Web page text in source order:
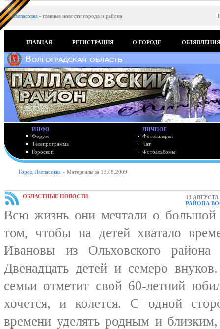
Палласовка - главные новости города и района
ГЛАВНАЯ РЕГИСТРАЦИЯ О ГОРОДЕ ОБЪЯВЛЕНИЯ
ИНФО
Форум
Телепрограмма
Гороскоп
ЛИЧНОЕ
Фотогалерея
Чат
Фотоальбомы
Город Палласовка » Материалы за 13.08.2009
ОБЛАСТНЫЕ НОВОСТИ
13 АВГУСТА
РАЙОНА
Всю жизнь они мечтали о большой
том, чтобы на детей хватало
Ивановы из Ольховского
Двенадцать детей и семеро
семьи отметит свой 60-летний
хочется, и колется. С одной
времени уделять родным и